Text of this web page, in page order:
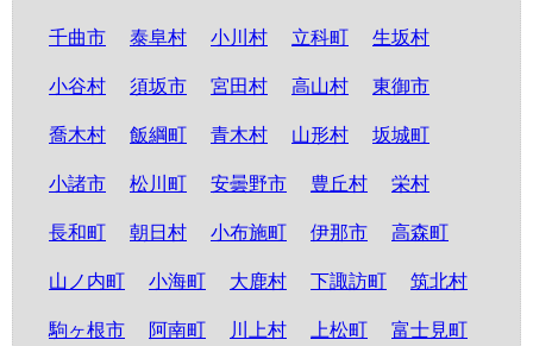
千曲市 泰阜村 小川村 立科町 生坂村
小谷村 須坂市 宮田村 高山村 東御市
喬木村 飯綱町 青木村 山形村 坂城町
小諸市 松川町 安曇野市 豊丘村 栄村
長和町 朝日村 小布施町 伊那市 高森町
山ノ内町 小海町 大鹿村 下諏訪町 筑北村
駒ヶ根市 阿南町 川上村 上松町 富士見町